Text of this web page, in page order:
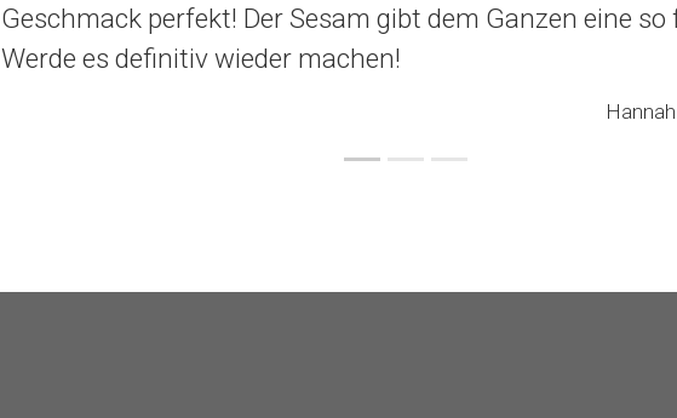
Geschmack perfekt! Der Sesam gibt dem Ganzen eine so
Werde es definitiv wieder machen!